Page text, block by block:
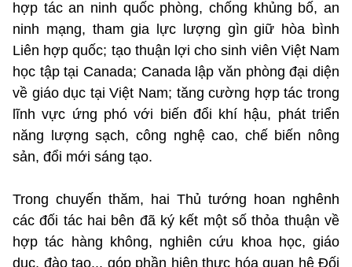
hợp tác an ninh quốc phòng, chống khủng bố, an
ninh mạng, tham gia lực lượng gìn giữ hòa bình
Liên hợp quốc; tạo thuận lợi cho sinh viên Việt Nam
học tập tại Canada; Canada lập văn phòng đại diện
về giáo dục tại Việt Nam; tăng cường hợp tác trong
lĩnh vực ứng phó với biến đổi khí hậu, phát triển
năng lượng sạch, công nghệ cao, chế biến nông
sản, đổi mới sáng tạo.
Trong chuyến thăm, hai Thủ tướng hoan nghênh
các đối tác hai bên đã ký kết một số thỏa thuận về
hợp tác hàng không, nghiên cứu khoa học, giáo
dục, đào tạo... góp phần hiện thực hóa quan hệ Đối